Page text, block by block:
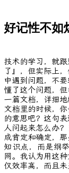
好记性不如
技术的学习，就
了』，但实际上
中遇到问题，不
懂了这个问题，
一篇文档，详细
文档里的时候，
的意思吧？这句
人问起来怎么办
成肯定和确定，
知识点，而是纲
网。我认为用这
仅效率高，而且未